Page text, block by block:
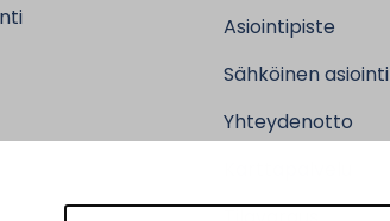
Asiointipiste
Sähköinen asiointi
Yhteydenotto